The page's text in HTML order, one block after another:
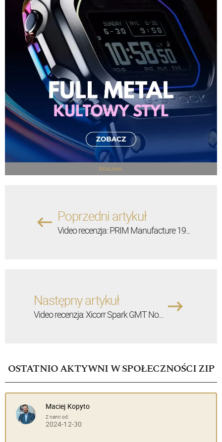
REKLAMA
Poprzedni artykuł
Video recenzja: PRIM Manufacture 19...
Następny artykuł
Video recenzja: Xicorr Spark GMT No...
OSTATNIO AKTYWNI W SPOŁECZNOŚCI ZIP
Maciej Kopyto
Z nami od:
2024-12-30